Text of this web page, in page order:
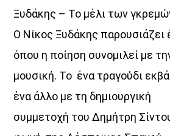
Ξυδάκης – Το μέλι των
Ο Νίκος Ξυδάκης παρουσιάζει
όπου η ποίηση συνομιλεί με
μουσική. Το ένα τραγούδι
ένα άλλο με τη δημιουργική
συμμετοχή του Δημήτρη